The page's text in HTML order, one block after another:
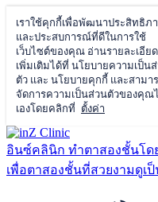
Skip
to
content
อินซ์คลินิก ทำตาสองชั้นโด
เพื่อตาสองชั้นที่สวยงามดูเ